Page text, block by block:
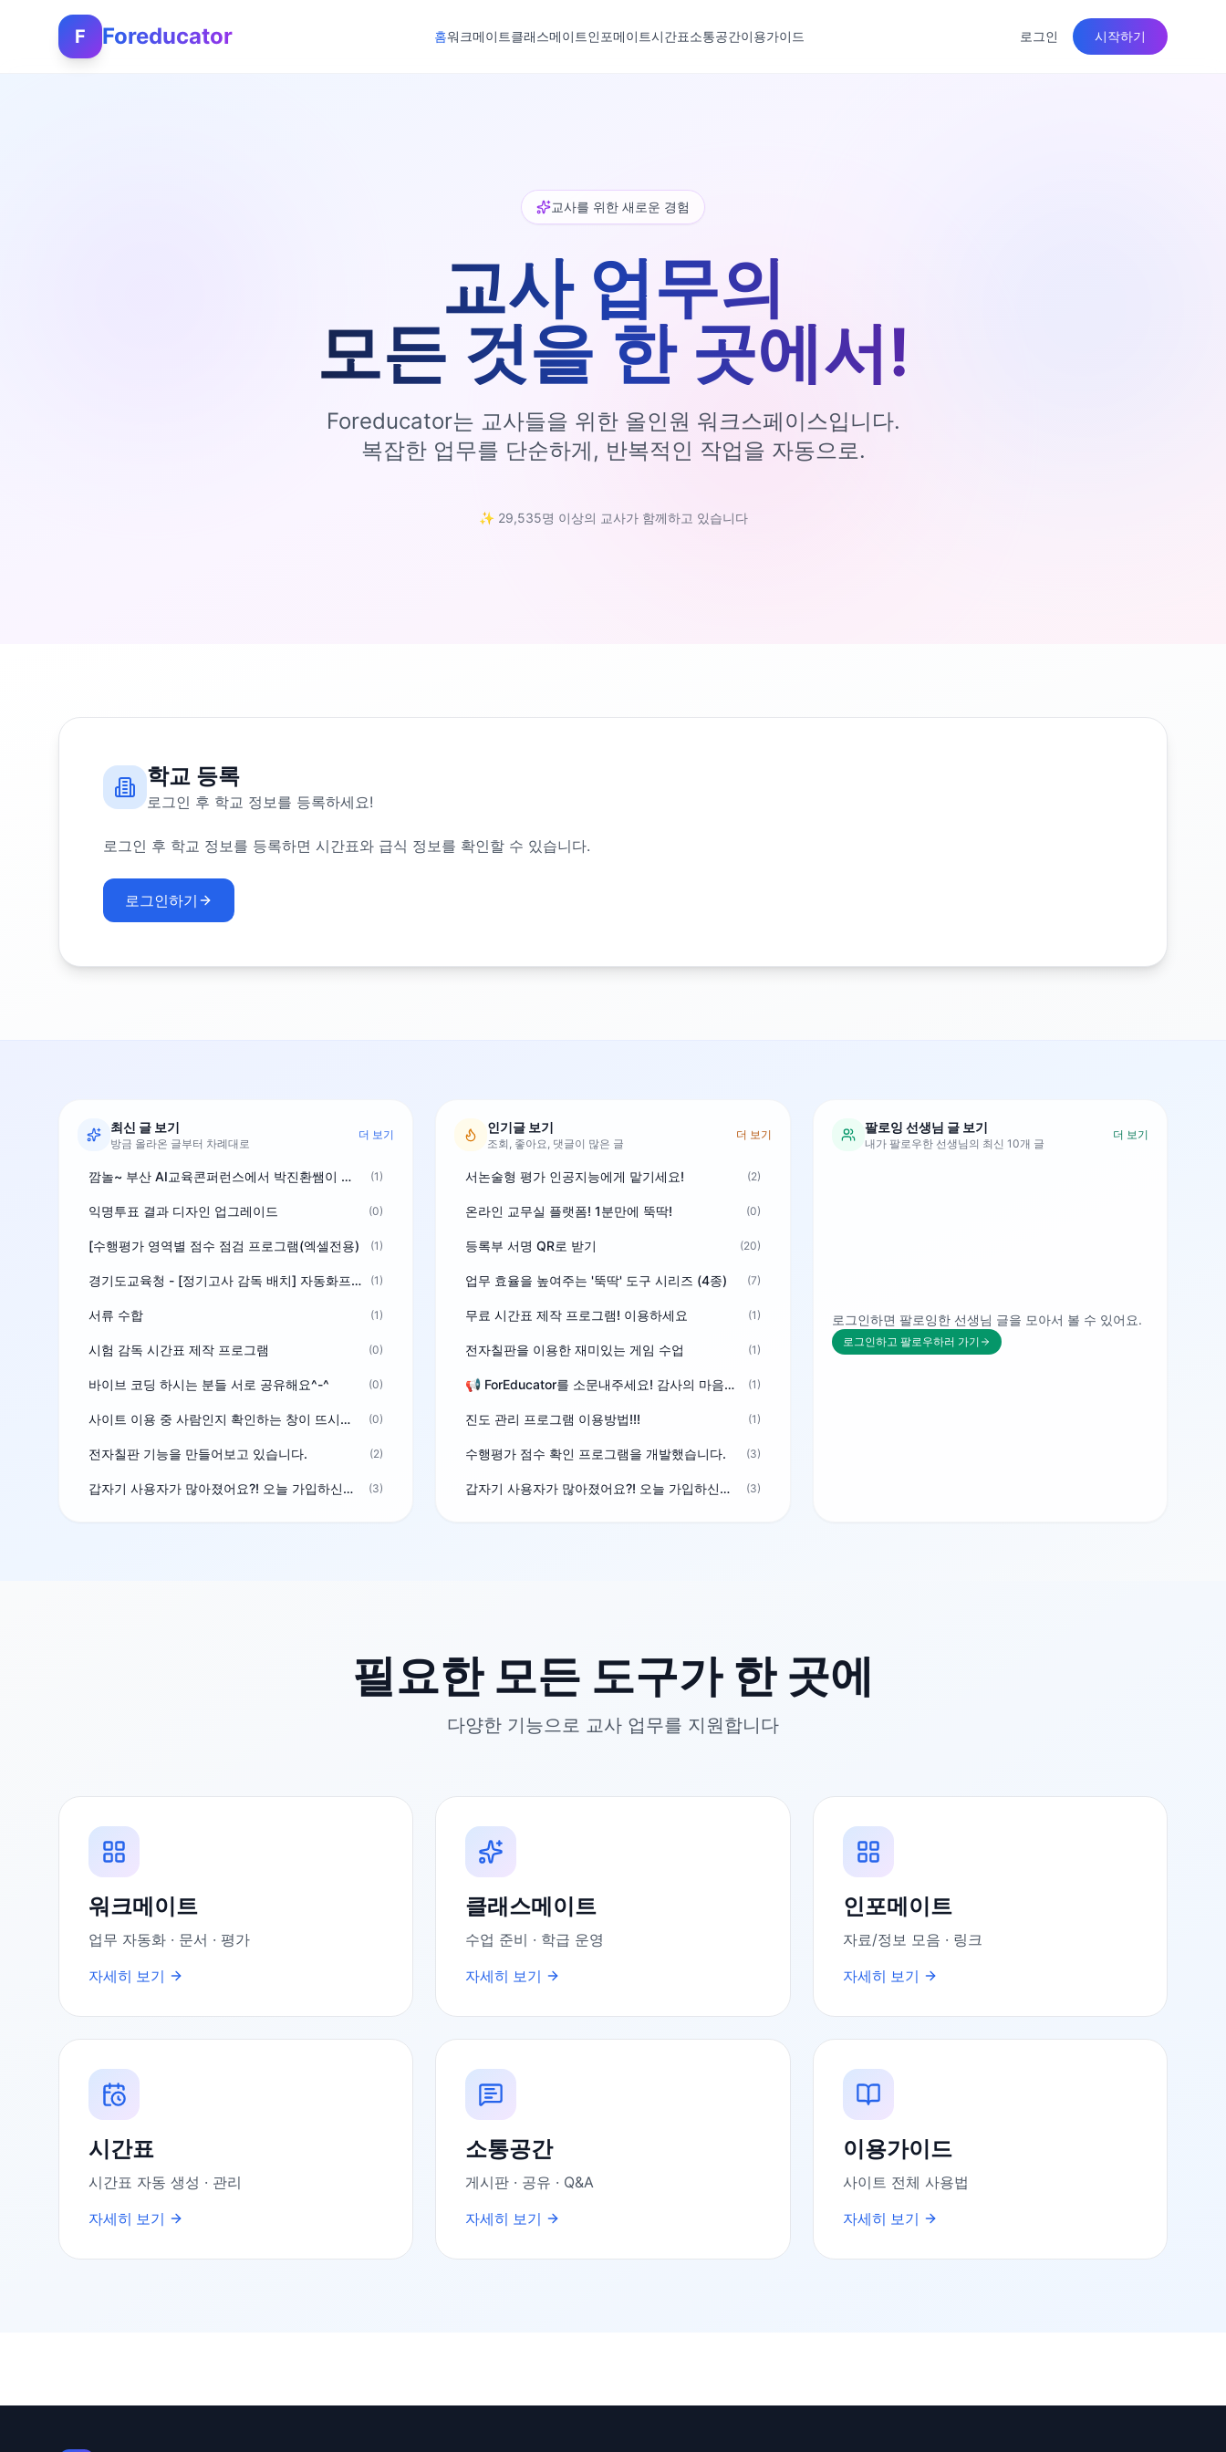
F Foreducator 홈워크메이트클래스메이트인포메이트시간표소통공간이용가이드 로그인 시작하기
교사를 위한 새로운 경험
교사 업무의
모든 것을 한 곳에서!
Foreducator는 교사들을 위한 올인원 워크스페이스입니다.
복잡한 업무를 단순하게, 반복적인 작업을 자동으로.
✨ 29,535명 이상의 교사가 함께하고 있습니다
학교 등록
로그인 후 학교 정보를 등록하세요!
로그인 후 학교 정보를 등록하면 시간표와 급식 정보를 확인할 수 있습니다.
로그인하기
최신 글 보기
방금 올라온 글부터 차례대로
더 보기
깜놀~ 부산 AI교육콘퍼런스에서 박진환쌤이 상받으려 나오셨네요~ ^^ (1)
익명투표 결과 디자인 업그레이드 (0)
[수행평가 영역별 점수 점검 프로그램(엑셀전용) (1)
경기도교육청 - [정기고사 감독 배치] 자동화프로그램 보급 (1)
서류 수합 (1)
시험 감독 시간표 제작 프로그램 (0)
바이브 코딩 하시는 분들 서로 공유해요^-^ (0)
사이트 이용 중 사람인지 확인하는 창이 뜨시는 분은 알려주세요 (0)
전자칠판 기능을 만들어보고 있습니다. (2)
갑자기 사용자가 많아졌어요?! 오늘 가입하신분^^ (3)
인기글 보기
조회, 좋아요, 댓글이 많은 글
더 보기
서논술형 평가 인공지능에게 맡기세요! (2)
온라인 교무실 플랫폼! 1분만에 뚝딱! (0)
등록부 서명 QR로 받기 (20)
업무 효율을 높여주는 '뚝딱' 도구 시리즈 (4종) (7)
무료 시간표 제작 프로그램! 이용하세요 (1)
전자칠판을 이용한 재미있는 게임 수업 (1)
📢 ForEducator를 소문내주세요! 감사의 마음을 담은 포인트 선물 (1)
진도 관리 프로그램 이용방법!!! (1)
수행평가 점수 확인 프로그램을 개발했습니다. (3)
갑자기 사용자가 많아졌어요?! 오늘 가입하신분^^ (3)
팔로잉 선생님 글 보기
내가 팔로우한 선생님의 최신 10개 글
더 보기
로그인하면 팔로잉한 선생님 글을 모아서 볼 수 있어요.
로그인하고 팔로우하러 가기
필요한 모든 도구가 한 곳에
다양한 기능으로 교사 업무를 지원합니다
워크메이트
업무 자동화 · 문서 · 평가
자세히 보기
클래스메이트
수업 준비 · 학급 운영
자세히 보기
인포메이트
자료/정보 모음 · 링크
자세히 보기
시간표
시간표 자동 생성 · 관리
자세히 보기
소통공간
게시판 · 공유 · Q&A
자세히 보기
이용가이드
사이트 전체 사용법
자세히 보기